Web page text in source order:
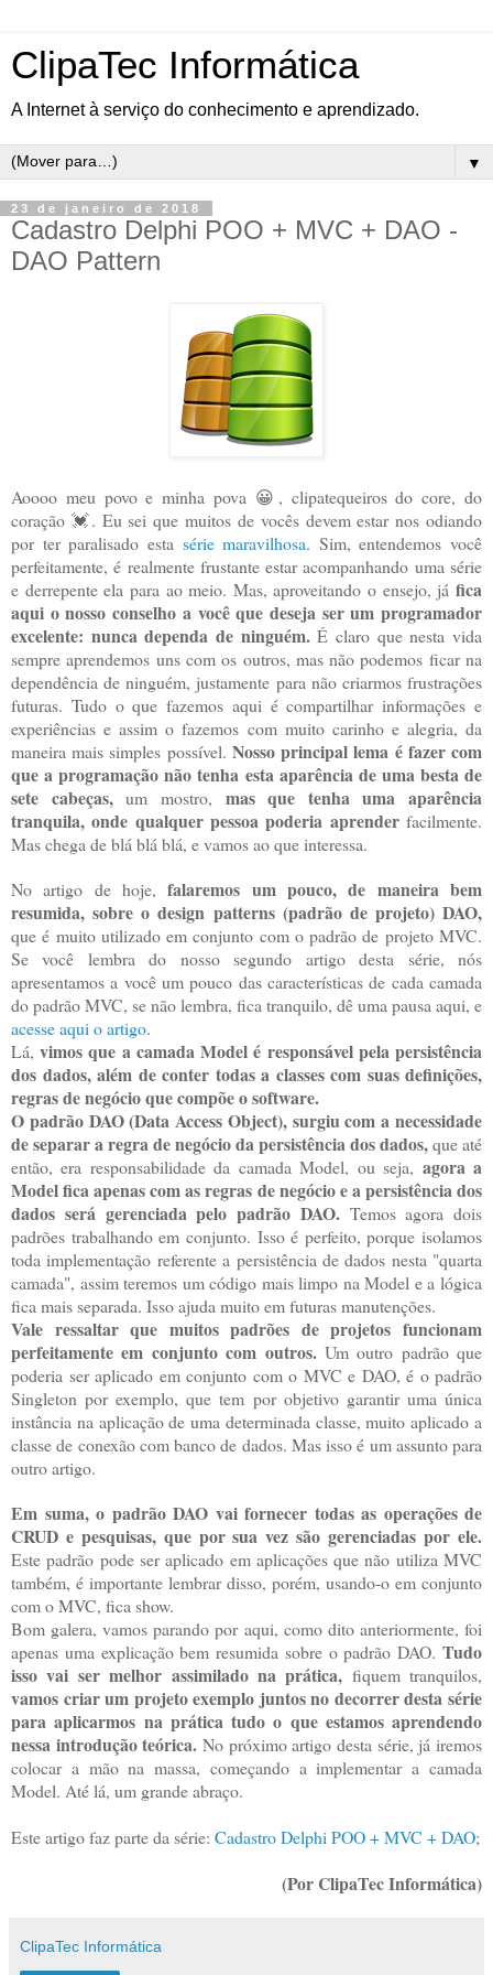
ClipaTec Informática
A Internet à serviço do conhecimento e aprendizado.
▼
23 de janeiro de 2018
Cadastro Delphi POO + MVC + DAO -
DAO Pattern
Aoooo meu povo e minha pova 😀, clipatequeiros do core, do
coração 💓. Eu sei que muitos de vocês devem estar nos odiando
por ter paralisado esta série maravilhosa. Sim, entendemos você
perfeitamente, é realmente frustante estar acompanhando uma série
e derrepente ela para ao meio. Mas, aproveitando o ensejo, já fica
aqui o nosso conselho a você que deseja ser um programador
excelente: nunca dependa de ninguém.É claro que nesta vida
sempre aprendemos uns com os outros, mas não podemos ficar na
dependência de ninguém, justamente para não criarmos frustrações
futuras. Tudo o que fazemos aqui é compartilhar informações e
experiências e assim o fazemos com muito carinho e alegria, da
maneira mais simples possível. Nosso principal lema é fazer com
que a programação não tenha esta aparência de uma besta de
sete cabeças,um mostro, mas que tenha uma aparência
tranquila, onde qualquer pessoa poderia aprenderfacilmente.
Mas chega de blá blá blá, e vamos ao que interessa.
No artigo de hoje,falaremos um pouco, de maneira bem
resumida, sobre o design patterns (padrão de projeto) DAO,
que é muito utilizado em conjunto com o padrão de projeto MVC.
Se você lembra do nosso segundo artigo desta série, nós
apresentamos a você um pouco das características de cada camada
do padrão MVC, se não lembra, fica tranquilo, dê uma pausa aqui, e
acesse aqui o artigo.
Lá,vimos que a camada Model é responsável pela persistência
dos dados, além de conter todas a classes com suas definições,
regras de negócio que compõe o software.
O padrão DAO (Data Access Object), surgiu com a necessidade
de separar a regra de negócio da persistência dos dados,que até
então, era responsabilidade da camada Model, ou seja, agora a
Model fica apenas com as regras de negócio e a persistência dos
dados será gerenciada pelo padrão DAO.Temos agora dois
padrões trabalhando em conjunto. Isso é perfeito, porque isolamos
toda implementação referente a persistência de dados nesta "quarta
camada", assim teremos um código mais limpo na Model e a lógica
fica mais separada. Isso ajuda muito em futuras manutenções.
Vale ressaltar que muitos padrões de projetos funcionam
perfeitamente em conjunto com outros.Um outro padrão que
poderia ser aplicado em conjunto com o MVC e DAO, é o padrão
Singleton por exemplo, que tem por objetivo garantir uma única
instância na aplicação de uma determinada classe, muito aplicado a
classe de conexão com banco de dados. Mas isso é um assunto para
outro artigo.
Em suma, o padrão DAO vai fornecer todas as operações de
CRUD e pesquisas, que por sua vez são gerenciadas por ele.
Este padrão pode ser aplicado em aplicações que não utiliza MVC
também, é importante lembrar disso, porém, usando-o em conjunto
com o MVC, fica show.
Bom galera, vamos parando por aqui, como dito anteriormente, foi
apenas uma explicação bem resumida sobre o padrão DAO. Tudo
isso vai ser melhor assimilado na prática, fiquem tranquilos,
vamos criar um projeto exemplo juntos no decorrer desta série
para aplicarmos na prática tudo o que estamos aprendendo
nessa introdução teórica. No próximo artigo desta série, já iremos
colocar a mão na massa, começando a implementar a camada
Model. Até lá, um grande abraço.
Este artigo faz parte da série: Cadastro Delphi POO + MVC + DAO;
(Por ClipaTec Informática)
ClipaTec Informática